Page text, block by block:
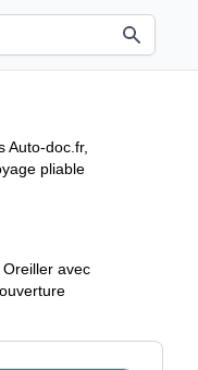
Auto-doc.fr,
pliable
avec